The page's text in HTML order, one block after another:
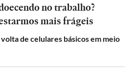
no trabalho?
mais frágeis
de celulares básicos em meio